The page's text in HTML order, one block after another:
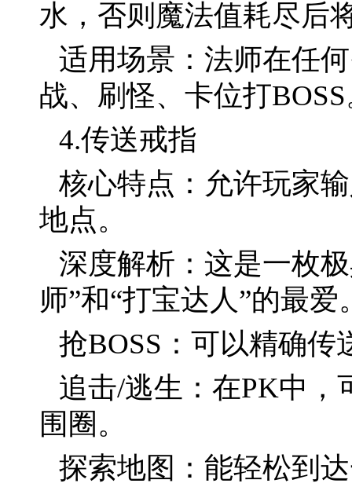
水，否则魔法值耗尽后
适用场景：法师在任
战、刷怪、卡位打
4.传送戒指
核心特点：允许玩家
地点。
深度解析：这是一枚
师”和“打宝达人”的最
抢BOSS：可以精确传
追击/逃生：在PK中，
围圈。
探索地图：能轻松到